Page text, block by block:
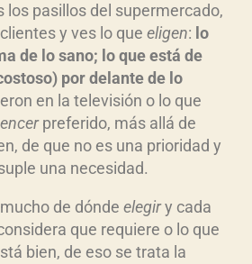
los pasillos del supermercado,
y ves lo que eligen: lo
de lo sano; lo que está de
por delante de lo
en la televisión o lo que
preferido, más allá de
de que no es una prioridad y
una necesidad.
de dónde elegiry cada
que requiere o lo que
bien, de eso se trata la